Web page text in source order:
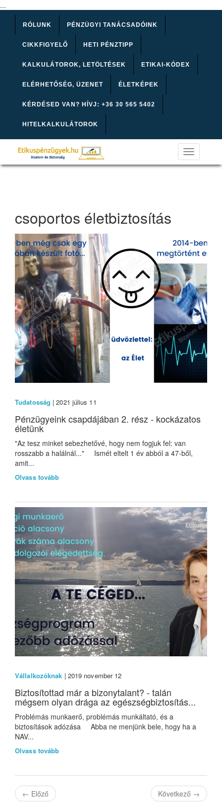
...
RÓLUNK PÉNZÜGYI TANÁCSADÓINK
CIKKFIGYELŐ HETI PÉNZTIPP
KALKULÁTOROK, LETÖLTÉSEK ETIKAI-KÓDEX
ELÉRHETŐSÉG, ÜZENET ÉLETKÉPEK
KÉRDÉSED VAN? HÍVJ: +36 30 565 5402
HITELKALKULÁTOROK
Toggle
navigation
csoportos életbiztosítás
Tudatosság | 2021 július 11
Pénzügyeink csapdájában 2. rész - kockázatos
életünk
"Az tesz minket sebezhetővé, hogy nem fogjuk fel: van
rosszabb a halálnál..." Ismét eltelt 1 év abból a 47-ből,
amit...
Olvass tovább
Vállalkozóknak | 2019 november 12
Biztosítottad már a bizonytalant? - talán
mégsem olyan drága az egészségbiztosítás...
Problémás munkaerő, problémás munkáltató, és a
biztosítások adózása Abba ne menjünk bele, hogy ha a
NAV...
Olvass tovább
← Előző Következő →